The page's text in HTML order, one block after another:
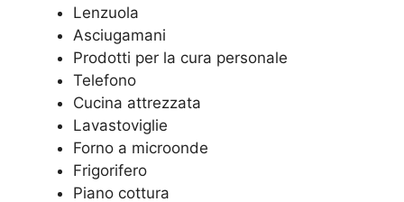
Lenzuola
Asciugamani
Prodotti per la cura personale
Telefono
Cucina attrezzata
Lavastoviglie
Forno a microonde
Frigorifero
Piano cottura